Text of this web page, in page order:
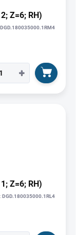
Z=6; RH)
DGD.180035000.1RM4
+
Z=6; RH)
DGD.180035000.1RL4